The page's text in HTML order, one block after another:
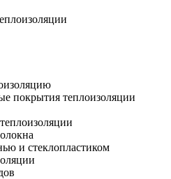
покрытия теплоизоляции
и стеклопластиком